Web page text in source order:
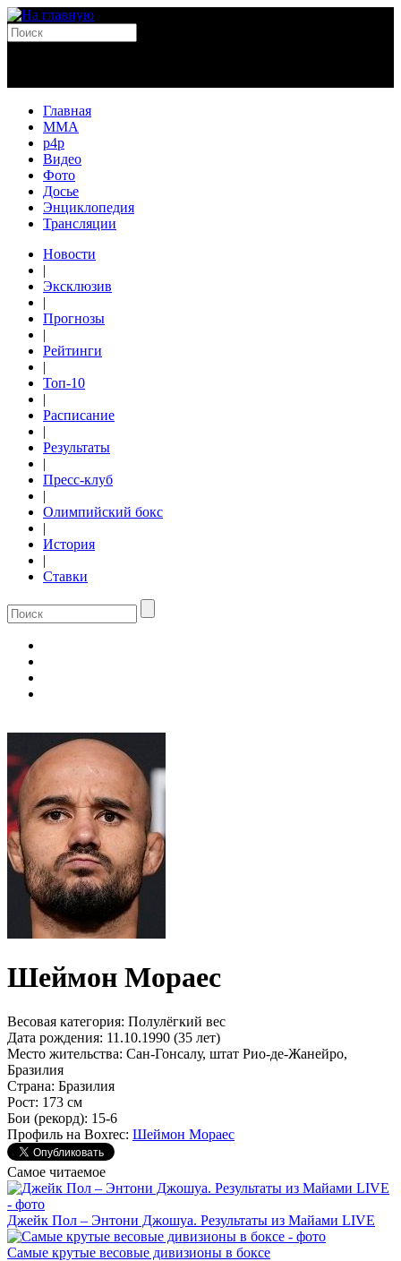
Главная
MMA
p4p
Видео
Фото
Досье
Энциклопедия
Трансляции
Новости
|
Эксклюзив
|
Прогнозы
|
Рейтинги
|
Топ-10
|
Расписание
|
Результаты
|
Пресс-клуб
|
Олимпийский бокс
|
История
|
Ставки
Шеймон Мораес
Весовая категория: Полулёгкий вес
Дата рождения: 11.10.1990 (35 лет)
Место жительства: Сан-Гонсалу, штат Рио-де-Жанейро,
Бразилия
Страна: Бразилия
Рост: 173 см
Бои (рекорд): 15-6
Профиль на Boxrec: Шеймон Мораес
Самое читаемое
Джейк Пол – Энтони Джошуа. Результаты из Майами LIVE
Самые крутые весовые дивизионы в боксе